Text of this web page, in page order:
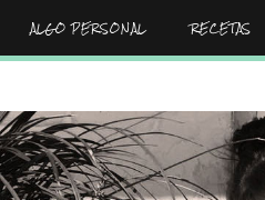
ALGO PERSONAL RECETAS